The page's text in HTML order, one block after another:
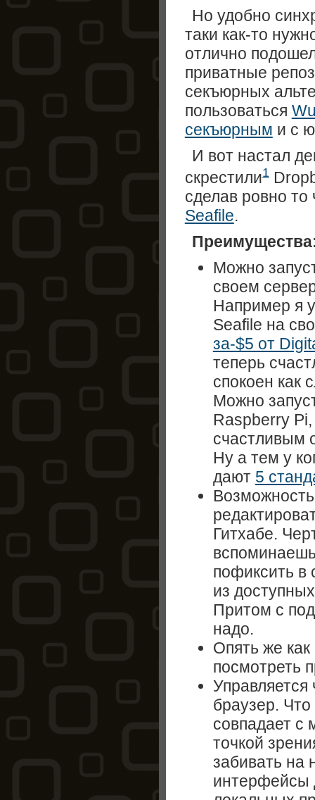
Но удобно
таки как-то
отлично
приватные
секъюрных
пользоваться
секъюрным и с
И вот настал
скрестили1
сделав ровно
Seafile.
Можно
своем
Например я
Seafile на
за-$5 от
теперь
спокоен как
Можно
Raspberry
счастливым
Ну а тем у
дают 5
Гитхабе.
пофиксить в
из
Притом с
надо.
Опять же
посмотреть
Управляется
браузер.
совпадает с
точкой
забивать на
интерфейсы